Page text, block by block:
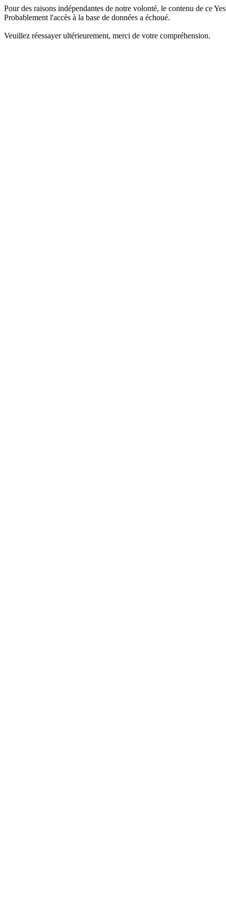
Pour des raisons indépendantes de notre volonté, le contenu de ce
Probablement l'accès à la base de données a échoué.
Veuillez réessayer ultérieurement, merci de votre compréhension.